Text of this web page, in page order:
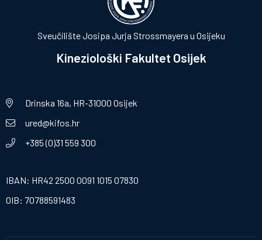
Sveučilište Josipa Jurja Strossmayera u Osijeku
Kineziološki Fakultet Osijek
Drinska 16a, HR-31000 Osijek
ured@kifos.hr
+385 (0)31 559 300
IBAN: HR42 2500 0091 1015 07830
OIB: 70788591483